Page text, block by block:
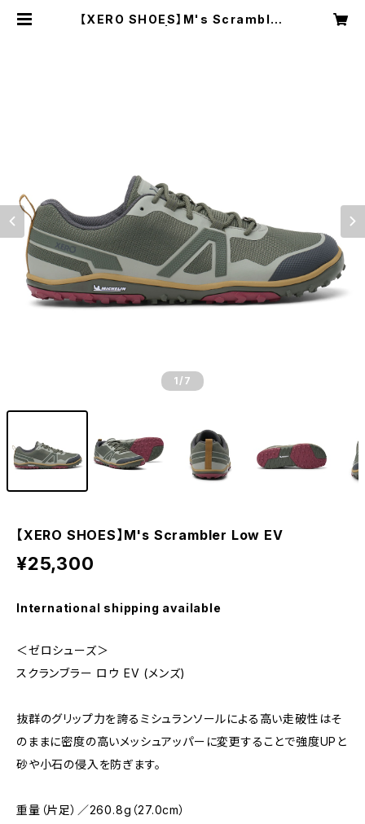
【XERO SHOES】M's Scrambler
1 /7
【XERO SHOES】M's Scrambler Low EV
¥25,300
International shipping available
＜ゼロシューズ＞
スクランブラー ロウ EV (メンズ)
抜群のグリップ力を誇るミシュランソールによる高い走破性はそ
のままに密度の高いメッシュアッパーに変更することで強度UPと
砂や小石の侵入を防ぎます。
重量（片足）／260.8g（27.0cm）